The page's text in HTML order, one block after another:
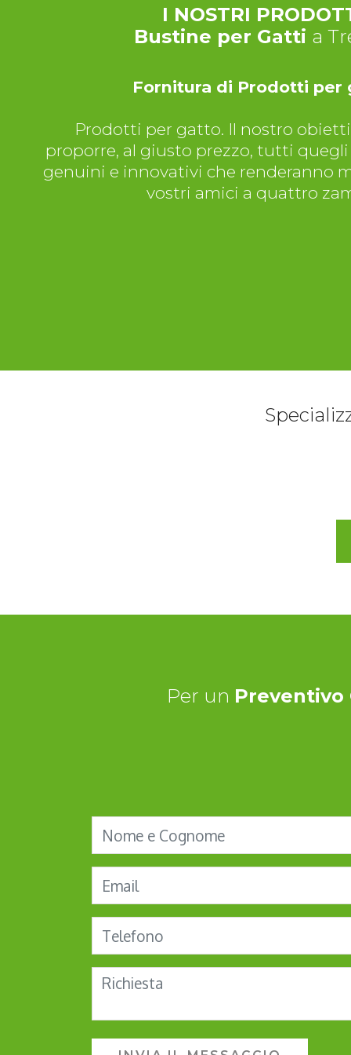
I NOSTRI
Bustine per Gatti a
Fornitura di Prodotti per
Prodotti per gatto. Il nostro
proporre, al giusto prezzo, tutti
genuini e innovativi che renderanno
vostri amici a quattro
Per un Preventivo